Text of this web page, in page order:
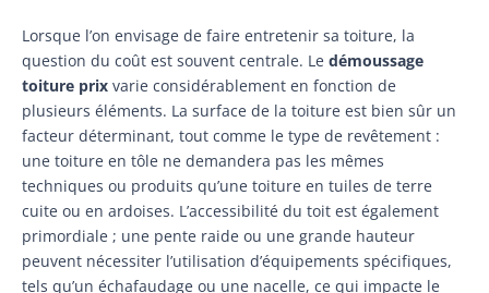
Lorsque l’on envisage de faire entretenir sa toiture, la
question du coût est souvent centrale. Le démoussage
toiture prix varie considérablement en fonction de
plusieurs éléments. La surface de la toiture est bien sûr un
facteur déterminant, tout comme le type de revêtement :
une toiture en tôle ne demandera pas les mêmes
techniques ou produits qu’une toiture en tuiles de terre
cuite ou en ardoises. L’accessibilité du toit est également
primordiale ; une pente raide ou une grande hauteur
peuvent nécessiter l’utilisation d’équipements spécifiques,
tels qu’un échafaudage ou une nacelle, ce qui impacte le